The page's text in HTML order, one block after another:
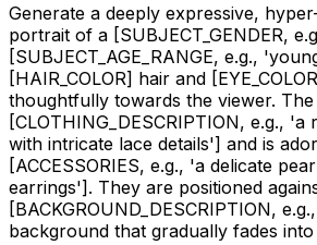
Generate a deeply expressive,
portrait of a [SUBJECT_GENDER,
[SUBJECT_AGE_RANGE, e.g.,
[HAIR_COLOR] hair and
thoughtfully towards the viewer.
[CLOTHING_DESCRIPTION, e.g.,
with intricate lace details'] and is
[ACCESSORIES, e.g., 'a delicate
earrings']. They are positioned
[BACKGROUND_DESCRIPTION,
background that gradually fades